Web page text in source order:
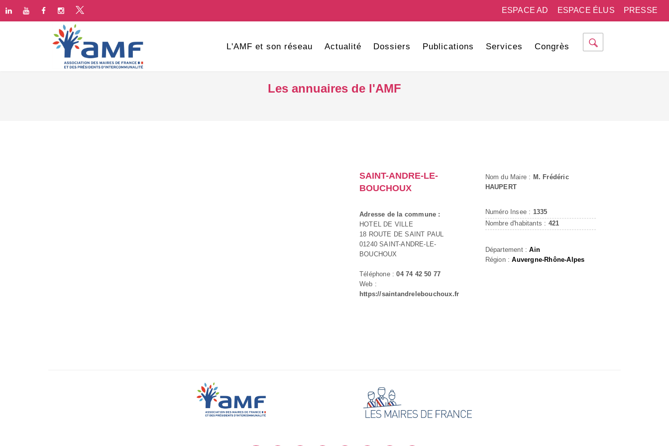
PRESSE
ESPACE ÉLUS
ESPACE AD
L'AMF et son réseau Actualité Dossiers Publications Services Congrès
Les annuaires de l'AMF
SAINT-ANDRE-LE-
BOUCHOUX
Adresse de la commune :
HOTEL DE VILLE
18 ROUTE DE SAINT PAUL
01240 SAINT-ANDRE-LE-
BOUCHOUX
Téléphone :04 74 42 50 77
Web :
https://saintandrelebouchoux.fr
Nom du Maire : M. Frédéric
HAUPERT
Numéro Insee : 1335
Nombre d'habitants : 421
Département :Ain
Région :Auvergne-Rhône-Alpes